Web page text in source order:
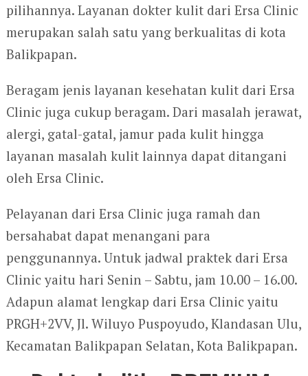
pilihannya. Layanan dokter kulit dari Ersa Clinic
merupakan salah satu yang berkualitas di kota
Balikpapan.
Beragam jenis layanan kesehatan kulit dari Ersa
Clinic juga cukup beragam. Dari masalah jerawat,
alergi, gatal-gatal, jamur pada kulit hingga
layanan masalah kulit lainnya dapat ditangani
oleh Ersa Clinic.
Pelayanan dari Ersa Clinic juga ramah dan
bersahabat dapat menangani para
penggunannya. Untuk jadwal praktek dari Ersa
Clinic yaitu hari Senin – Sabtu, jam 10.00 – 16.00.
Adapun alamat lengkap dari Ersa Clinic yaitu
PRGH+2VV, Jl. Wiluyo Puspoyudo, Klandasan Ulu,
Kecamatan Balikpapan Selatan, Kota Balikpapan.